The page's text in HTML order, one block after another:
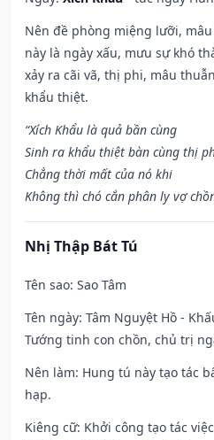
Nên đề phòng miệng lưỡi,
này là ngày xấu, mưu sự khó
xảy ra cãi vã, thị phi, mâu
khẩu thiệt.
“Xích Khẩu là quả bần cùng
Sinh ra khẩu thiệt bàn cùng thị
Chẳng thời mất của nó khi
Không thì chó cắn phân ly vợ
Nhị Thập Bát Tú
Tên sao: Sao Tâm
Tên ngày: Tâm Nguyệt Hồ -
Tướng tinh con chồn, chủ trị
Nên làm: Hung tú này tạo tác
hạp.
Kiêng cữ: Khởi công tạo tác